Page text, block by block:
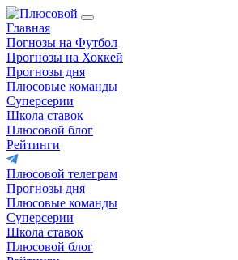
Главная
Погнозы на Футбол
Прогнозы на Хоккей
Прогнозы дня
Плюсовые команды
Суперсерии
Школа ставок
Плюсовой блог
Рейтинги
Плюсовой телеграм
Прогнозы дня
Плюсовые команды
Суперсерии
Школа ставок
Плюсовой блог